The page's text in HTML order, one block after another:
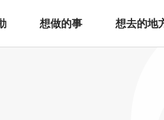
想做的事 想去的地